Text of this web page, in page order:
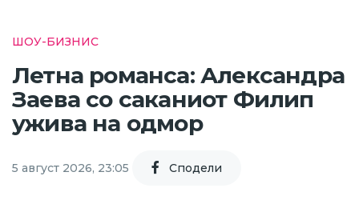
ШОУ-БИЗНИС
Летна романса: Александра
Заева со саканиот Филип
ужива на одмор
5 август 2026, 23:05 Cподели